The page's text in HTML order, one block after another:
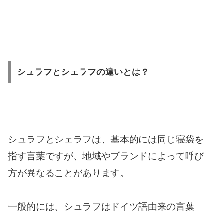
シュラフとシェラフの違いとは？
シュラフとシェラフは、基本的には同じ寝袋を
指す言葉ですが、地域やブランドによって呼び
方が異なることがあります。
一般的には、シュラフはドイツ語由来の言葉